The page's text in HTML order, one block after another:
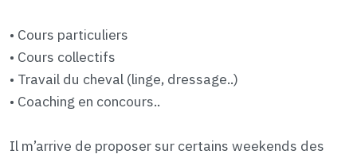
• Cours particuliers
• Cours collectifs
• Travail du cheval (linge, dressage..)
• Coaching en concours..
Il m’arrive de proposer sur certains weekends des